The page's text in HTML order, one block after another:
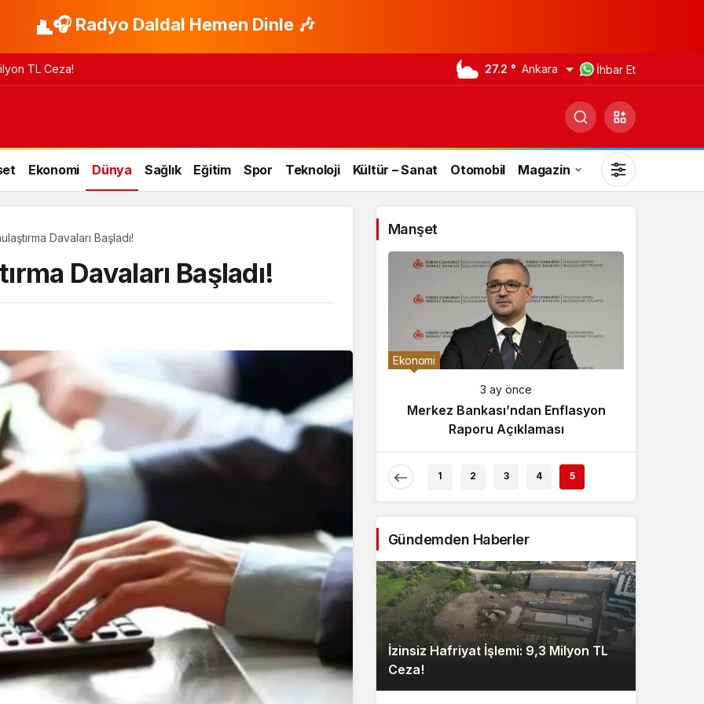
🎧 Radyo Daldal Hemen Dinle 🎶
TL Ceza! 27.2 ° Ankara İhbar Et
Ekonomi Dünya Sağlık Eğitim Spor Teknoloji Kültür – Sanat Otomobil Magazin
Gündüz Modu
Gündüz modunu seçin.
Gece Modu
Gece modunu seçin.
Sistem Modu
Sistem modunu seçin.
Davaları Başladı!
Davaları Başladı!
Manşet
Tartışması
Son Dakika
3 ay önce
Çaykur Rizespor, Beşiktaş’ı
Ağırlıyor!
Ekonomi
3 ay önce
Merkez Bankası’ndan Enflasyon
Raporu Açıklaması
1 2 3 4 5
Gündemden Haberler
İzinsiz Hafriyat İşlemi: 9,3 Milyon TL
Ceza!